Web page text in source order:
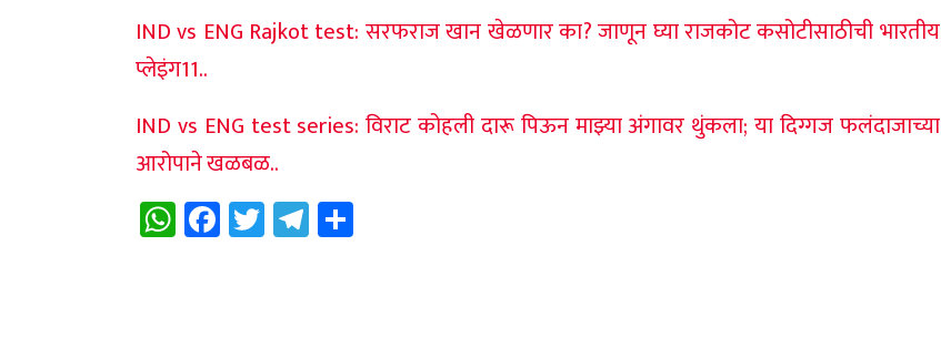
IND vs ENG Rajkot test: सरफराज खान खेळणार का? जाणून घ्या राजकोट कसोटीसाठीची भारतीय
प्लेइंग11..
IND vs ENG test series: विराट कोहली दारू पिऊन माझ्या अंगावर थुंकला; या दिग्गज फलंदाजाच्या
आरोपाने खळबळ..
WhatsApp
Facebook
TwitterTelegram